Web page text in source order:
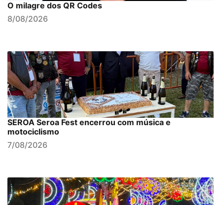
O milagre dos QR Codes
8/08/2026
SEROA Seroa Fest encerrou com música e
motociclismo
7/08/2026